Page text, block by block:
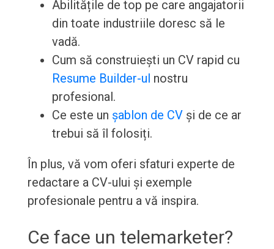
Abilitățile de top pe care angajatorii
din toate industriile doresc să le
vadă.
Cum să construiești un CV rapid cu
Resume Builder-ul nostru
profesional.
Ce este un șablon de CVși de ce ar
trebui să îl folosiți.
În plus, vă vom oferi sfaturi experte de
redactare a CV-ului și exemple
profesionale pentru a vă inspira.
Ce face un telemarketer?